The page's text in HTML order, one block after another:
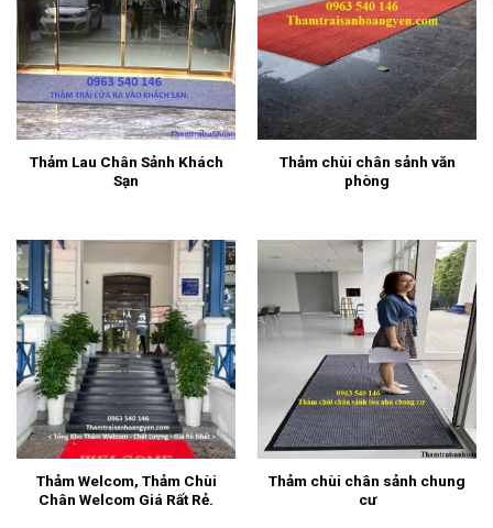
Thảm Lau Chân Sảnh Khách
Sạn
Thảm chùi chân sảnh văn
phòng
Thảm Welcom, Thảm Chùi
Chân Welcom Giá Rất Rẻ.
Thảm chùi chân sảnh chung
cư